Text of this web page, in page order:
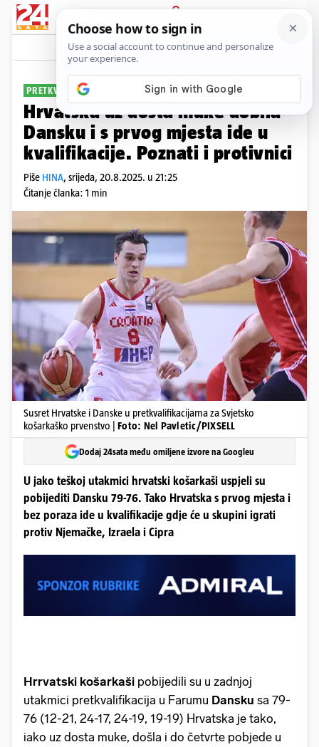
PRIJAVA
Sport Komentari
PRETKVALIFIKACIJE ZA SP
Hrvatska uz dosta muke dobila
Dansku i s prvog mjesta ide u
kvalifikacije. Poznati i protivnici
Piše HINA, srijeda, 20.8.2025. u 21:25
Čitanje članka: 1 min
Susret Hrvatske i Danske u pretkvalifikacijama za Svjetsko
košarkaško prvenstvo | Foto: Nel Pavletic/PIXSELL
Dodaj 24sata među omiljene izvore na Googleu
U jako teškoj utakmici hrvatski košarkaši uspjeli su
pobijediti Dansku 79-76. Tako Hrvatska s prvog mjesta i
bez poraza ide u kvalifikacije gdje će u skupini igrati
protiv Njemačke, Izraela i Cipra
Hrrvatski košarkaši pobijedili su u zadnjoj
utakmici pretkvalifikacija u Farumu Dansku sa 79-
76 (12-21, 24-17, 24-19, 19-19) Hrvatska je tako,
iako uz dosta muke, došla i do četvrte pobjede u